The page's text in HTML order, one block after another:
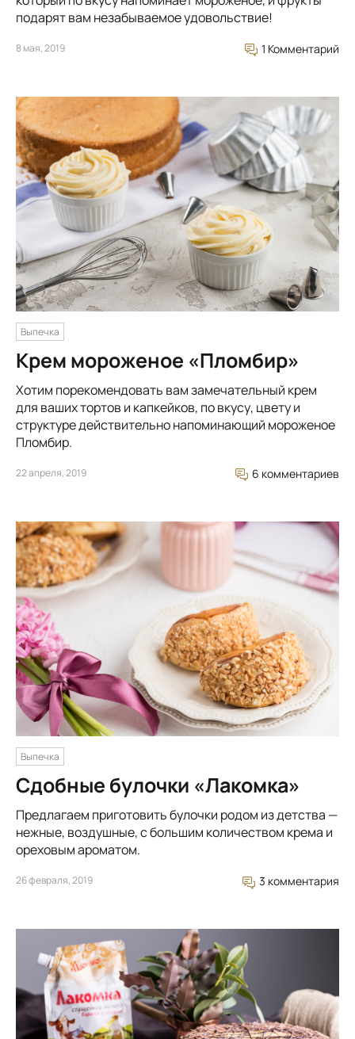
подарят вам незабываемое удовольствие!
8 мая, 2019 1 Комментарий
Выпечка
Крем мороженое «Пломбир»
Хотим порекомендовать вам замечательный крем
для ваших тортов и капкейков, по вкусу, цвету и
структуре действительно напоминающий мороженое
Пломбир.
22 апреля, 2019 6 комментариев
Выпечка
Сдобные булочки «Лакомка»
Предлагаем приготовить булочки родом из детства —
нежные, воздушные, с большим количеством крема и
ореховым ароматом.
26 февраля, 2019 3 комментария